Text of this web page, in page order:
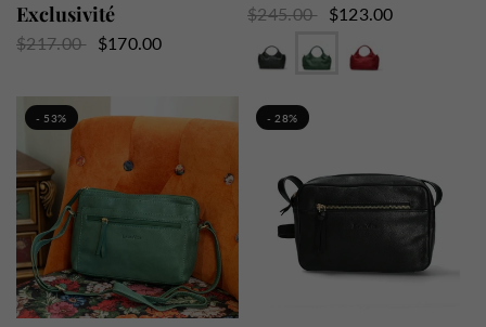
Exclusivité
$217.00 $170.00
$245.00
$123.00
- 53% - 28%